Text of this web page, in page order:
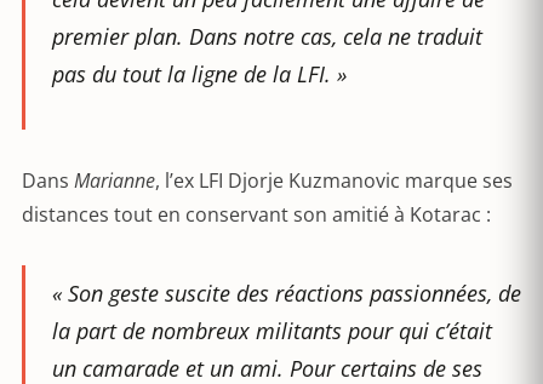
premier plan. Dans notre cas, cela ne traduit
pas du tout la ligne de la LFI. »
Dans Marianne, l’ex LFI Djorje Kuzmanovic marque ses
distances tout en conservant son amitié à Kotarac :
« Son geste suscite des réactions passionnées, de
la part de nombreux militants pour qui c’était
un camarade et un ami. Pour certains de ses